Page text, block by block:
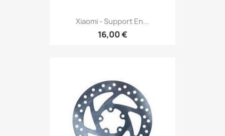
Xiaomi - Support En...
16,00 €